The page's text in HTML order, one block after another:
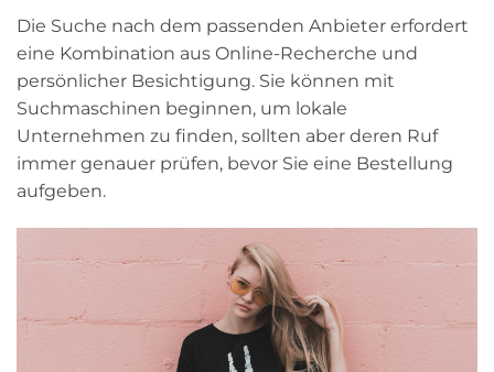
Die Suche nach dem passenden Anbieter erfordert
eine Kombination aus Online-Recherche und
persönlicher Besichtigung. Sie können mit
Suchmaschinen beginnen, um lokale
Unternehmen zu finden, sollten aber deren Ruf
immer genauer prüfen, bevor Sie eine Bestellung
aufgeben.